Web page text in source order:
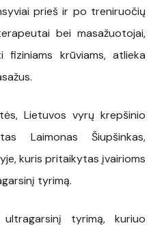
prieš ir po treniruočių
bei masažuotojai,
krūviams, atlieka
Lietuvos vyrų krepšinio
Laimonas Šiupšinkas,
kuris pritaikytas įvairioms
tyrimą.
tyrimą, kuriuo